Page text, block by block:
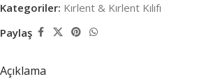
Kategoriler: Kırlent & Kırlent Kılıfı
Paylaş
Açıklama